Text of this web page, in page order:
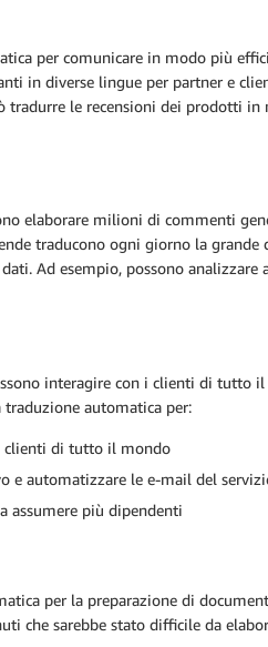
per comunicare in modo più
in diverse lingue per partner e
tradurre le recensioni dei prodotti
elaborare milioni di commenti
traducono ogni giorno la
Ad esempio, possono
interagire con i clienti di tutto
automatica per:
clienti di tutto il mondo
e automatizzare le e-mail del
assumere più dipendenti
per la preparazione di
che sarebbe stato difficile da